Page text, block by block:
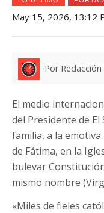
May 15, 2026, 13:12
Por Redacción
El medio
del Presidente de
familia, a la
de Fátima, en la
bulevar
mismo nombre
«Miles de fieles